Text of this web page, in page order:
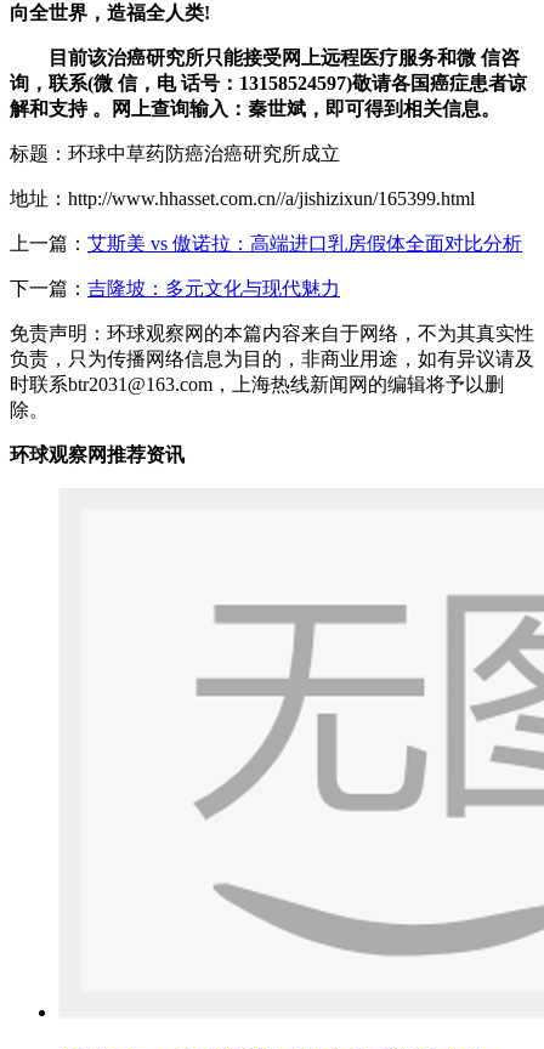
向全世界，造福全人类!
目前该治癌研究所只能接受网上远程医疗服务和微 信咨
询 ， 联系(微 信，电 话号：13158524597)敬请各国癌症患者谅
解和支持 。 网上查询输入：秦世斌，即可得到相关信息。
标题：环球中草药防癌治癌研究所成立
地址：http://www.hhasset.com.cn//a/jishizixun/165399.html
上一篇： 艾斯美 vs 傲诺拉：高端进口乳房假体全面对比分析
下一篇： 吉隆坡：多元文化与现代魅力
免责声明：环球观察网的本篇内容来自于网络，不为其真实性
负责，只为传播网络信息为目的，非商业用途，如有异议请及
时联系btr2031@163.com，上海热线新闻网的编辑将予以删
除。
环球观察网推荐资讯